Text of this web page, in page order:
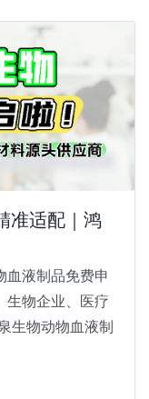
准适配｜鸿
血液制品免费申
生物企业、医疗
生物动物血液制